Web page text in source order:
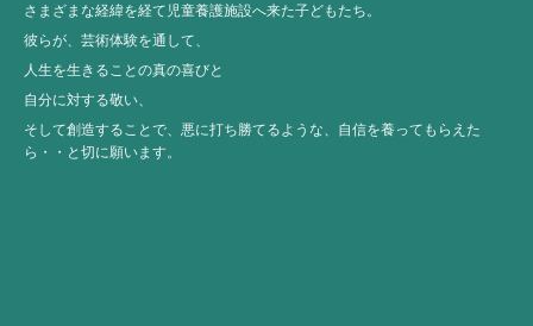
さまざまな経緯を経て児童養護施設へ来た子どもたち。
彼らが、芸術体験を通して、
人生を生きることの真の喜びと
自分に対する敬い、
そして創造することで、悪に打ち勝てるような、自信を養ってもらえた
ら・・と切に願います。